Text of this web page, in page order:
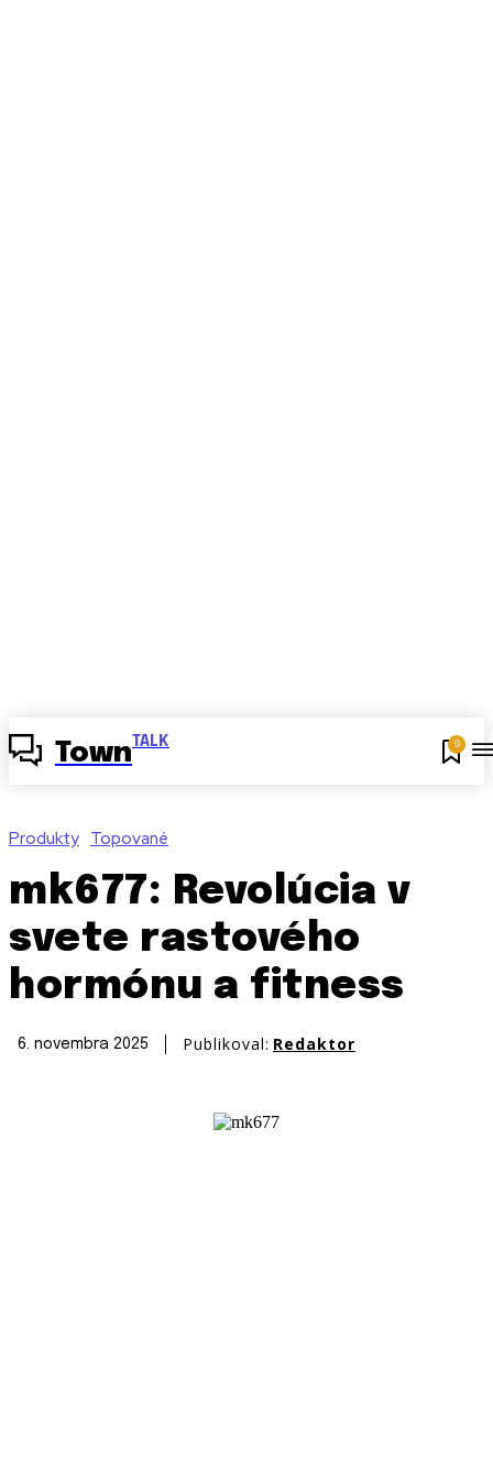
Town TALK 0
Produkty Topované
mk677: Revolúcia v
svete rastového
hormónu a fitness
6. novembra 2025 Publikoval: Redaktor